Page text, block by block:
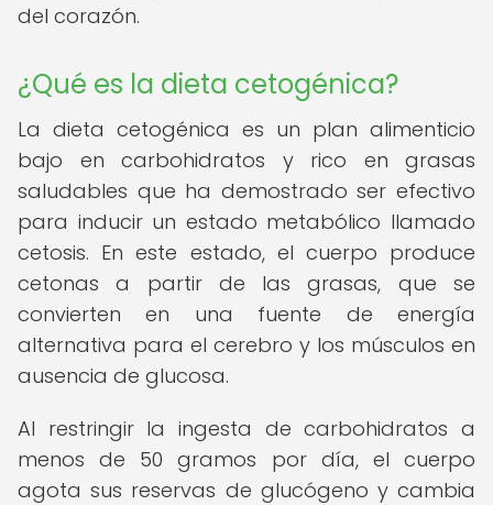
del corazón.
¿Qué es la dieta cetogénica?
La dieta cetogénica es un plan alimenticio
bajo en carbohidratos y rico en grasas
saludables que ha demostrado ser efectivo
para inducir un estado metabólico llamado
cetosis. En este estado, el cuerpo produce
cetonas a partir de las grasas, que se
convierten en una fuente de energía
alternativa para el cerebro y los músculos en
ausencia de glucosa.
Al restringir la ingesta de carbohidratos a
menos de 50 gramos por día, el cuerpo
agota sus reservas de glucógeno y cambia